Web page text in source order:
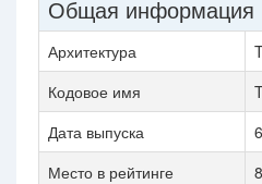
Общая информация
Архитектура
Кодовое имя
Дата выпуска
Место в рейтинге